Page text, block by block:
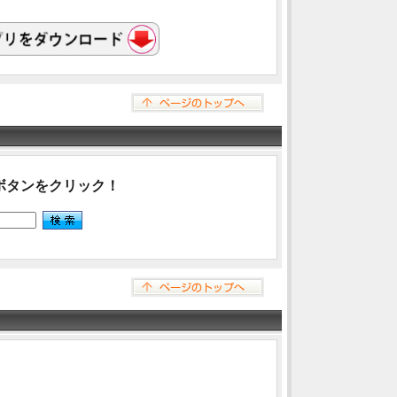
タンをクリック！